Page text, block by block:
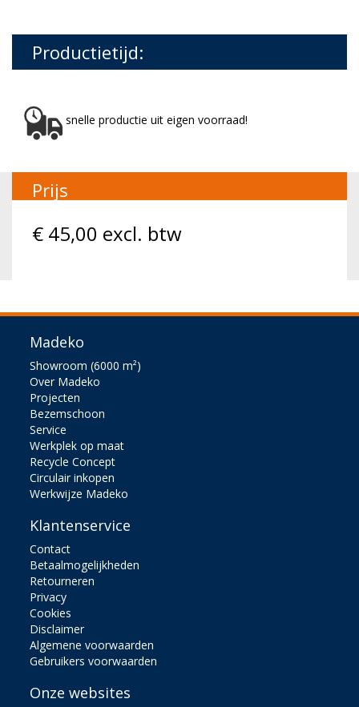
Productietijd:
snelle productie uit eigen voorraad!
Prijs
€ 45,00 excl. btw
Madeko
Showroom (6000 m²)
Over Madeko
Projecten
Bezemschoon
Service
Werkplek op maat
Recycle Concept
Circulair inkopen
Werkwijze Madeko
Klantenservice
Contact
Betaalmogelijkheden
Retourneren
Privacy
Cookies
Disclaimer
Algemene voorwaarden
Gebruikers voorwaarden
Onze websites